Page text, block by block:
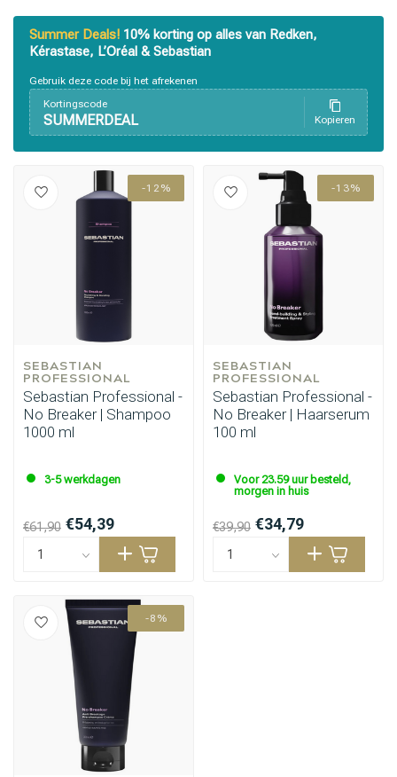
Omvorming CombiDeals
Summer Deals! 10% korting op alles van Redken,
Kérastase, L’Oréal & Sebastian
Gebruik deze code bij het afrekenen
Kortingscode
SUMMERDEAL Kopieren
-12%
SEBASTIAN
PROFESSIONAL
Sebastian Professional -
No Breaker | Shampoo
1000 ml
3-5 werkdagen
€61,90 €54,39
-13%
SEBASTIAN
PROFESSIONAL
Sebastian Professional -
No Breaker | Haarserum
100 ml
Voor 23.59 uur besteld,
morgen in huis
€39,90 €34,79
-8%